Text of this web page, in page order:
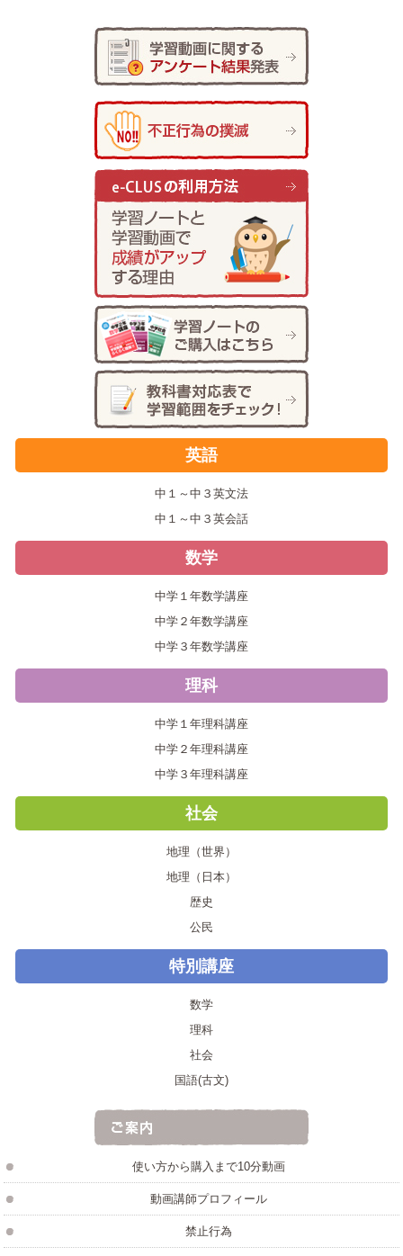
英語
中１～中３英文法
中１～中３英会話
数学
中学１年数学講座
中学２年数学講座
中学３年数学講座
理科
中学１年理科講座
中学２年理科講座
中学３年理科講座
社会
地理（世界）
地理（日本）
歴史
公民
特別講座
数学
理科
社会
国語(古文)
使い方から購入まで10分動画
動画講師プロフィール
禁止行為